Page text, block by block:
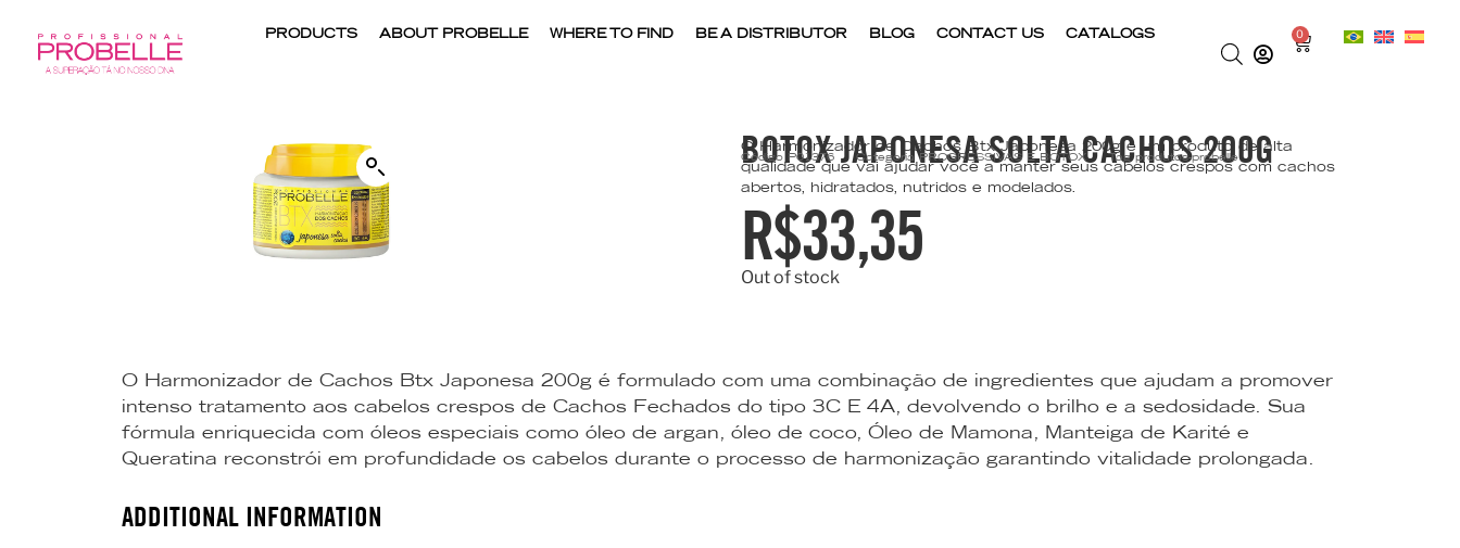
PRODUCTS ABOUT PROBELLE WHERE TO FIND BE A DISTRIBUTOR BLOG CONTACT US CATALOGS 0
BOTOX JAPONESA SOLTA CACHOS 200G
Código P01376 Categoria PROGRESSIVAS E BOTOX Tag produtos-probelle
O Harmonizador de Cachos Btx Japonesa 200g é um produto de alta
qualidade que vai ajudar você a manter seus cabelos crespos com cachos
abertos, hidratados, nutridos e modelados.
R$33,35
Out of stock
O Harmonizador de Cachos Btx Japonesa 200g é formulado com uma combinação de ingredientes que ajudam a promover
intenso tratamento aos cabelos crespos de Cachos Fechados do tipo 3C E 4A, devolvendo o brilho e a sedosidade. Sua
fórmula enriquecida com óleos especiais como óleo de argan, óleo de coco, Óleo de Mamona, Manteiga de Karité e
Queratina reconstrói em profundidade os cabelos durante o processo de harmonização garantindo vitalidade prolongada.
ADDITIONAL INFORMATION